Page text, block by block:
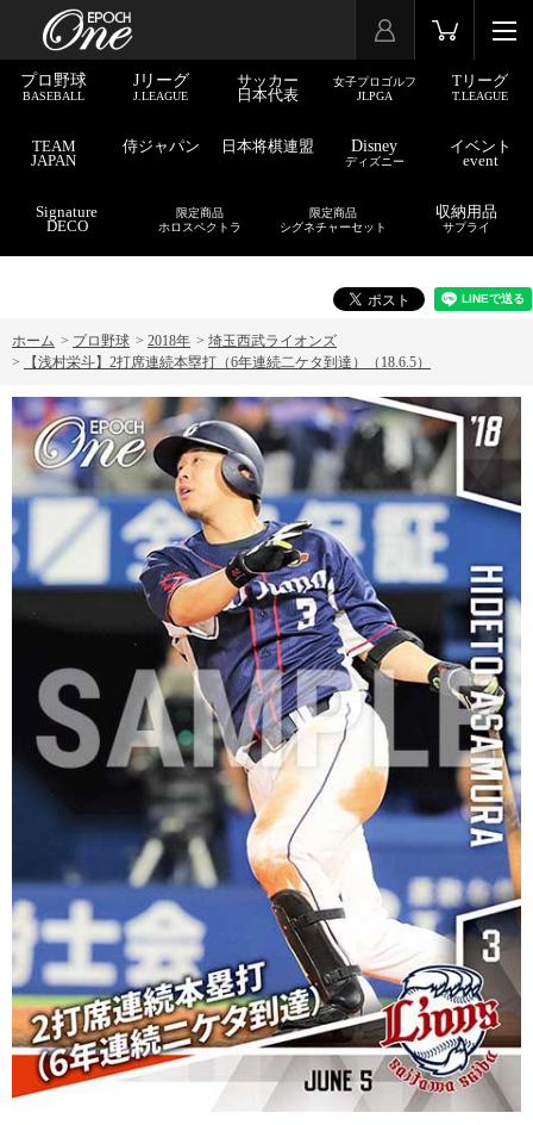
プロ野球
BASEBALL
Jリーグ
J.LEAGUE
サッカー
日本代表
女子プロゴルフ
JLPGA
Tリーグ
T.LEAGUE
TEAM
JAPAN
侍ジャパン 日本将棋連盟 Disney
ディズニー
イベント
event
Signature
DECO
限定商品
ホロスペクトラ
限定商品
シグネチャーセット
収納用品
サプライ
ホーム > プロ野球 > 2018年 > 埼玉西武ライオンズ
>
【浅村栄斗】2打席連続本塁打（6年連続二ケタ到達）（18.6.5）